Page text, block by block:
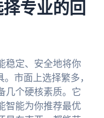
专业的回
稳定、安全地将你
市面上选择繁多，
几个硬核素质。它
智能为你推荐最优